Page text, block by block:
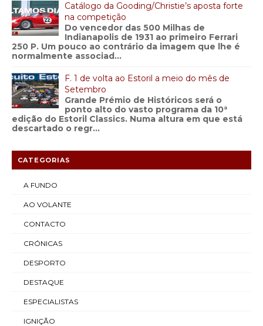
Catálogo da Gooding/Christie’s aposta forte
na competição
Do vencedor das 500 Milhas de
Indianapolis de 1931 ao primeiro Ferrari
250 P. Um pouco ao contrário da imagem que lhe é
normalmente associad...
F. 1 de volta ao Estoril a meio do mês de
Setembro
Grande Prémio de Históricos será o
ponto alto do vasto programa da 10ª
edição do Estoril Classics. Numa altura em que está
descartado o regr...
CATEGORIAS
A FUNDO
AO VOLANTE
CONTACTO
CRÓNICAS
DESPORTO
DESTAQUE
ESPECIALISTAS
IGNIÇÃO